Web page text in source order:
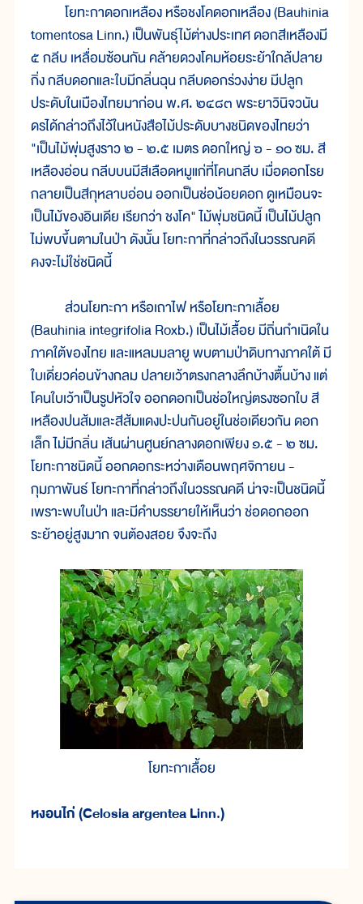
โยทะกาดอกเหลือง หรือชงโคดอกเหลือง (Bauhinia
tomentosa Linn.) เป็นพันธุ์ไม้ต่างประเทศ ดอกสีเหลืองมี
๕ กลีบ เหลื่อมซ้อนกัน คล้ายดวงโคมห้อยระย้าใกล้ปลาย
กิ่ง กลีบดอกและใบมีกลิ่นฉุน กลีบดอกร่วงง่าย มีปลูก
ประดับในเมืองไทยมาก่อน พ.ศ. ๒๔๘๓ พระยาวินิจวนัน
ดรได้กล่าวถึงไว้ในหนังสือไม้ประดับบางชนิดของไทยว่า
"เป็นไม้พุ่มสูงราว ๒ - ๒.๕ เมตร ดอกใหญ่ ๖ - ๑๐ ซม. สี
เหลืองอ่อน กลีบบนมีสีเลือดหมูแก่ที่โคนกลีบ เมื่อดอกโรย
กลายเป็นสีกุหลาบอ่อน ออกเป็นช่อน้อยดอก ดูเหมือนจะ
เป็นไม้ของอินเดีย เรียกว่า ชงโค" ไม้พุ่มชนิดนี้ เป็นไม้ปลูก
ไม่พบขึ้นตามในป่า ดังนั้น โยทะกาที่กล่าวถึงในวรรณคดี
คงจะไม่ใช่ชนิดนี้
ส่วนโยทะกา หรือเถาไฟ หรือโยทะกาเลื้อย
(Bauhinia integrifolia Roxb.) เป็นไม้เลื้อย มีถิ่นกำเนิดใน
ภาคใต้ของไทย และแหลมมลายู พบตามป่าดิบทางภาคใต้ มี
ใบเดี่ยวค่อนข้างกลม ปลายเว้าตรงกลางลึกบ้างตื้นบ้าง แต่
โคนใบเว้าเป็นรูปหัวใจ ออกดอกเป็นช่อใหญ่ตรงซอกใบ สี
เหลืองปนส้มและสีส้มแดงปะปนกันอยู่ในช่อเดียวกัน ดอก
เล็ก ไม่มีกลิ่น เส้นผ่านศูนย์กลางดอกเพียง ๑.๕ - ๒ ซม.
โยทะกาชนิดนี้ ออกดอกระหว่างเดือนพฤศจิกายน -
กุมภาพันธ์ โยทะกาที่กล่าวถึงในวรรณคดี น่าจะเป็นชนิดนี้
เพราะพบในป่า และมีคำบรรยายให้เห็นว่า ช่อดอกออก
ระย้าอยู่สูงมาก จนต้องสอย จึงจะถึง
โยทะกาเลื้อย
หงอนไก่ (Celosia argentea Linn.)